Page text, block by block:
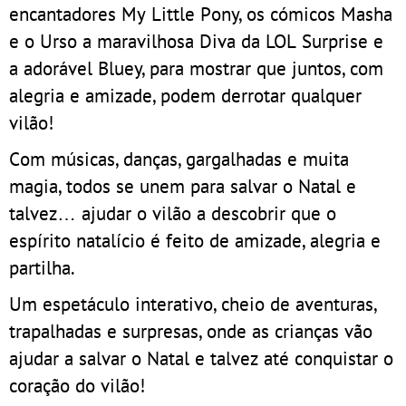
encantadores My Little Pony, os cómicos Masha
e o Urso a maravilhosa Diva da LOL Surprise e
a adorável Bluey, para mostrar que juntos, com
alegria e amizade, podem derrotar qualquer
vilão!
Com músicas, danças, gargalhadas e muita
magia, todos se unem para salvar o Natal e
talvez… ajudar o vilão a descobrir que o
espírito natalício é feito de amizade, alegria e
partilha.
Um espetáculo interativo, cheio de aventuras,
trapalhadas e surpresas, onde as crianças vão
ajudar a salvar o Natal e talvez até conquistar o
coração do vilão!